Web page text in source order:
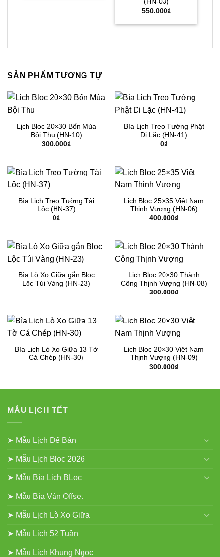
(HN-03)
550.000₫
SẢN PHẨM TƯƠNG TỰ
Lịch Bloc 20×30 Bốn Mùa
Bội Thu (HN-10)
300.000₫
Bìa Lịch Treo Tường Phật
Di Lặc (HN-41)
0₫
Bìa Lịch Treo Tường Tài
Lộc (HN-37)
0₫
Lịch Bloc 25×35 Việt Nam
Thịnh Vượng (HN-06)
400.000₫
Bìa Lò Xo Giữa gắn Bloc
Lộc Túi Vàng (HN-23)
Lịch Bloc 20×30 Thành
Công Thịnh Vượng (HN-08)
300.000₫
Bìa Lịch Lò Xo Giữa 13 Tờ
Cá Chép (HN-30)
Lịch Bloc 20×30 Việt Nam
Thịnh Vượng (HN-09)
300.000₫
MẪU LỊCH TẾT
➤ Mẫu Lịch Để Bàn
➤ Mẫu Lịch Bloc 2026
➤ Mẫu Bìa Lịch BLoc
➤ Mẫu Bìa Ván Offset
➤ Mẫu Lịch Lò Xo Giữa
➤ Mẫu Lịch 52 Tuần
➤ Mẫu Lịch Khung Ngọc